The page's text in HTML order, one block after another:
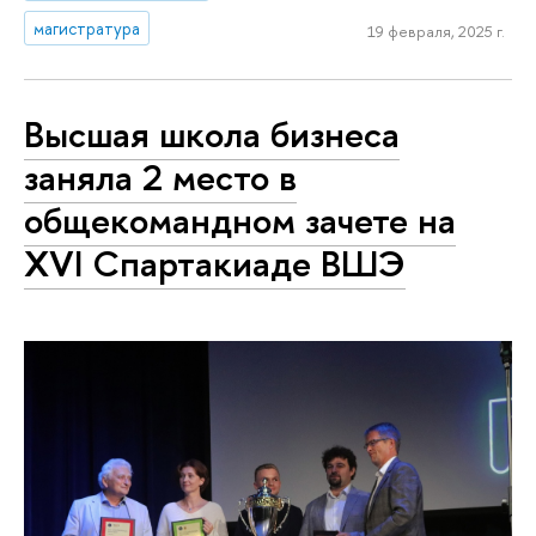
магистратура
19 февраля, 2025 г.
Высшая школа бизнеса
заняла 2 место в
общекомандном зачете на
XVI Спартакиаде ВШЭ